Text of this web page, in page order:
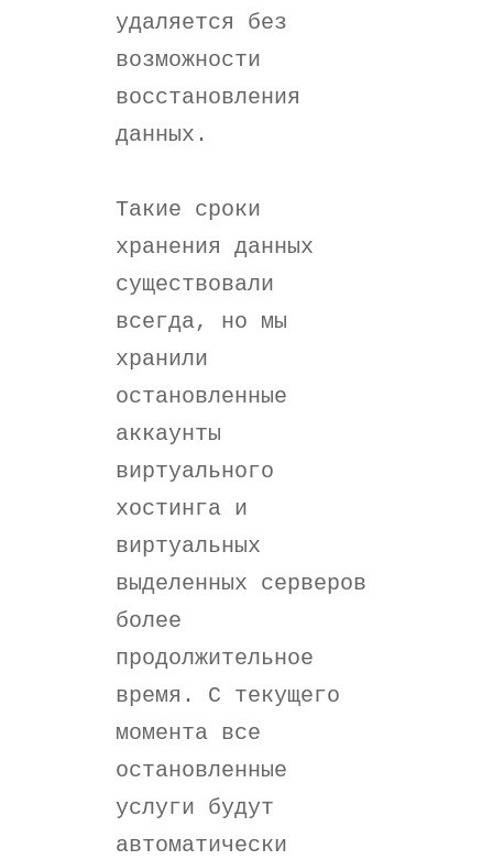
удаляется без
возможности
восстановления
данных.
Такие сроки
хранения данных
существовали
всегда, но мы
хранили
остановленные
аккаунты
виртуального
хостинга и
виртуальных
выделенных серверов
более
продолжительное
время. С текущего
момента все
остановленные
услуги будут
автоматически